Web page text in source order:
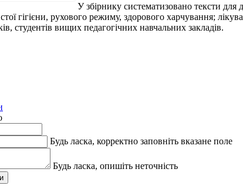
У збірнику систематизовано тексти для
гігієни, рухового режиму, здорового харчування;
студентів вищих педагогічних навчальних закладів.
Будь ласка, корректно заповніть вказане поле
Будь ласка, опишіть неточність